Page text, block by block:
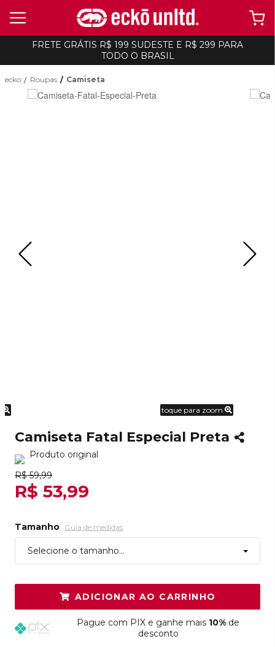
FRETE GRÁTIS R$ 199 SUDESTE E R$ 299 PARA
TODO O BRASIL
ecko Roupas Camiseta
toque para zoom
Camiseta Fatal Especial Preta
Produto original
R$ 59,99
R$ 53,99
Tamanho Guia de medidas
Selecione o tamanho...
ADICIONAR AO CARRINHO
Pague com PIX e ganhe mais 10% de
desconto